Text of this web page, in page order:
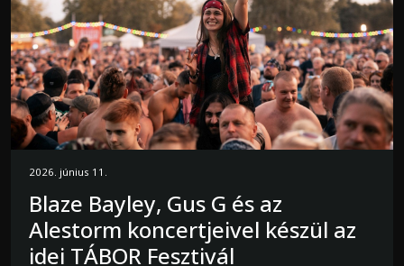
2026. június 11.
Blaze Bayley, Gus G és az
Alestorm koncertjeivel készül az
idei TÁBOR Fesztivál